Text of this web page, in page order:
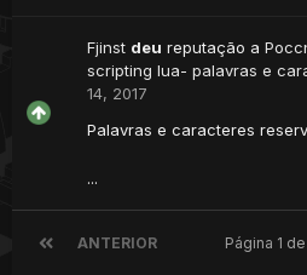
Fjinst deu reputação a
scripting lua- palavras e
14, 2017
Palavras e caracteres
...
ANTERIOR Página 1